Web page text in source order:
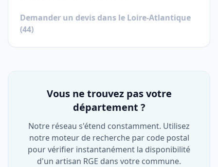
Demander un devis dans le Loire-Atlantique
(44)
Vous ne trouvez pas votre
département ?
Notre réseau s'étend constamment. Utilisez
notre moteur de recherche par code postal
pour vérifier instantanément la disponibilité
d'un artisan RGE dans votre commune.